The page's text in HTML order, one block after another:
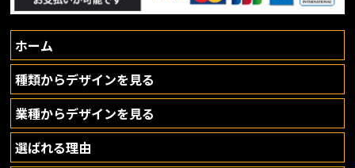
ホーム
種類からデザインを見る
業種からデザインを見る
選ばれる理由